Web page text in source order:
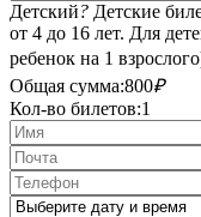
Детский? Детские
от 4 до 16 лет. Для
ребенок на 1
Общая сумма:800₽
Кол-во билетов:1